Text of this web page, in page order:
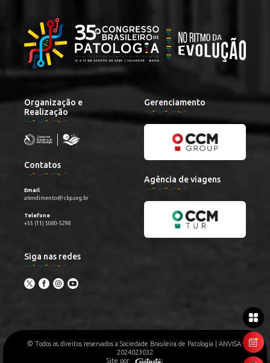
Organização e
Realização
Contatos
Email
atendimento@sbp.org.br
Telefone
+55 (11) 5080-5298
Siga nas redes
Gerenciamento
Agência de viagens
© Todos os direitos reservados a Sociedade Brasileira de Patologia | ANVISA:
2024023032
Site por